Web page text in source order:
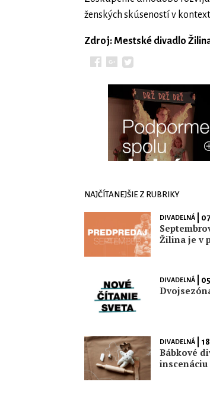
ženských skúseností v
Zdroj: Mestské divadlo
NAJČÍTANEJŠIE Z RUBRIKY
DIVADELNÁ|
Žilina je v
DIVADELNÁ|
DIVADELNÁ|
Bábkové
inscenáciu